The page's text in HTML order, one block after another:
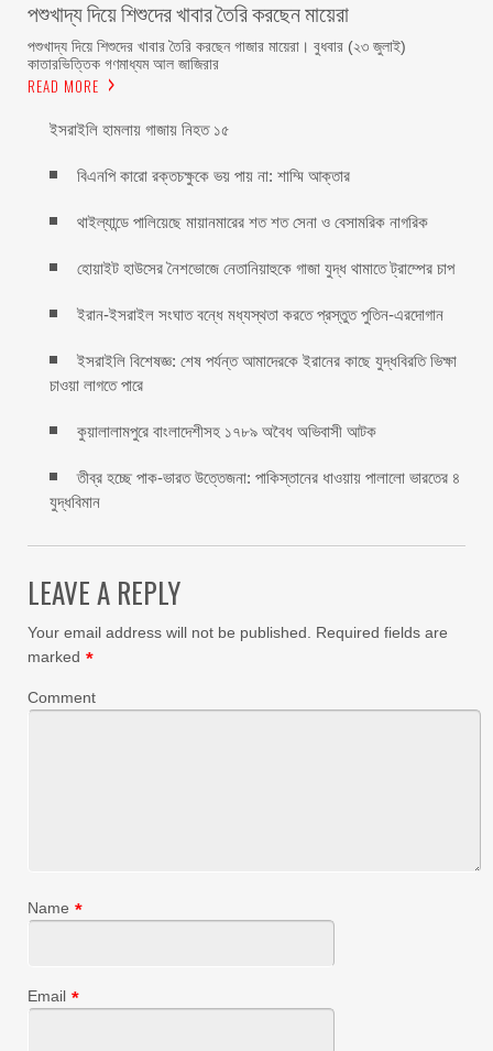
পশুখাদ্য দিয়ে শিশুদের খাবার তৈরি করছেন মায়েরা
পশুখাদ্য দিয়ে শিশুদের খাবার তৈরি করছেন গাজার মায়েরা। বুধবার (২৩ জুলাই)
কাতারভিত্তিক গণমাধ্যম আল জাজিরার
READ MORE
ইসরাইলি হামলায় গাজায় নিহত ১৫
বিএনপি কারো রক্তচক্ষুকে ভয় পায় না: শাম্মি আক্তার
থাইল্যান্ডে পালিয়েছে মায়ানমারের শত শত সেনা ও বেসামরিক নাগরিক
হোয়াইট হাউসের নৈশভোজে নেতানিয়াহুকে গাজা যুদ্ধ থামাতে ট্রাম্পের চাপ
ইরান-ইসরাইল সংঘাত বন্ধে মধ্যস্থতা করতে প্রস্তুত পুতিন-এরদোগান
ইসরাইলি বিশেষজ্ঞ: শেষ পর্যন্ত আমাদেরকে ইরানের কাছে যুদ্ধবিরতি ভিক্ষা
চাওয়া লাগতে পারে
কুয়ালালামপুরে বাংলাদেশীসহ ১৭৮৯ অবৈধ অভিবাসী আটক
তীব্র হচ্ছে পাক-ভারত উত্তেজনা: পাকিস্তানের ধাওয়ায় পালালো ভারতের ৪
যুদ্ধবিমান
LEAVE A REPLY
Your email address will not be published. Required fields are
marked *
Comment
Name *
Email *